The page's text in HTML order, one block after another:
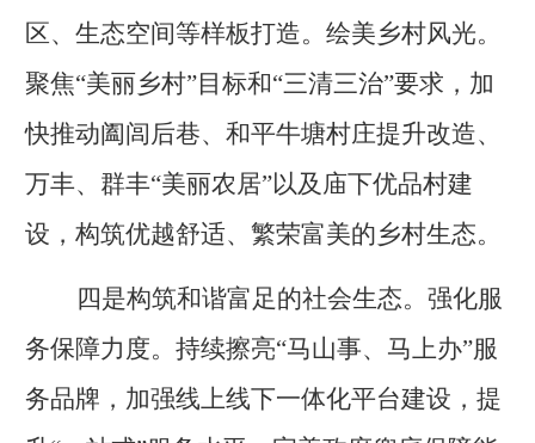
区、生态空间等样板打造。绘美乡村风光。
聚焦“美丽乡村”目标和“三清三治”要求，加
快推动阖闾后巷、和平牛塘村庄提升改造、
万丰、群丰“美丽农居”以及庙下优品村建
设，构筑优越舒适、繁荣富美的乡村生态。
四是构筑和谐富足的社会生态。强化服
务保障力度。持续擦亮“马山事、马上办”服
务品牌，加强线上线下一体化平台建设，提